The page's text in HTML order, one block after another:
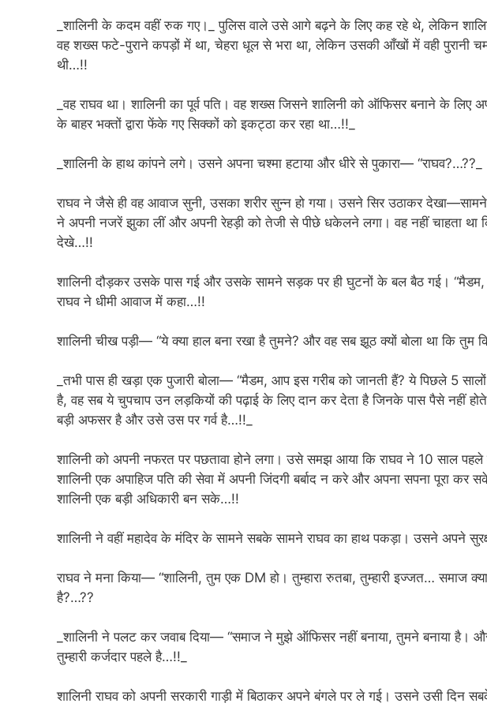
_शालिनी के कदम वहीं रुक गए।_ पुलिस वाले उसे आगे बढ़ने के लिए कह रहे थे, लेकिन
वह शख्स फटे-पुराने कपड़ों में था, चेहरा धूल से भरा था, लेकिन उसकी आँखों में वही पुरानी
थी…!!
_वह राघव था। शालिनी का पूर्व पति। वह शख्स जिसने शालिनी को ऑफिसर बनाने के लिए
के बाहर भक्तों द्वारा फेंके गए सिक्कों को इकट्ठा कर रहा था…!!_
_शालिनी के हाथ कांपने लगे। उसने अपना चश्मा हटाया और धीरे से पुकारा— “राघव?…??_
राघव ने जैसे ही वह आवाज सुनी, उसका शरीर सुन्न हो गया। उसने सिर उठाकर
ने अपनी नजरें झुका लीं और अपनी रेहड़ी को तेजी से पीछे धकेलने लगा। वह नहीं चाहता था
देखे…!!
शालिनी दौड़कर उसके पास गई और उसके सामने सड़क पर ही घुटनों के बल बैठ गई। “मैडम,
राघव ने धीमी आवाज में कहा…!!
शालिनी चीख पड़ी— “ये क्या हाल बना रखा है तुमने? और वह सब झूठ क्यों बोला था कि तुम
_तभी पास ही खड़ा एक पुजारी बोला— “मैडम, आप इस गरीब को जानती हैं? ये पिछले 5
है, वह सब ये चुपचाप उन लड़कियों की पढ़ाई के लिए दान कर देता है जिनके पास पैसे नहीं
बड़ी अफसर है और उसे उस पर गर्व है…!!_
शालिनी को अपनी नफरत पर पछतावा होने लगा। उसे समझ आया कि राघव ने 10 साल पहले
शालिनी एक अपाहिज पति की सेवा में अपनी जिंदगी बर्बाद न करे और अपना सपना पूरा कर
शालिनी एक बड़ी अधिकारी बन सके…!!
शालिनी ने वहीं महादेव के मंदिर के सामने सबके सामने राघव का हाथ पकड़ा। उसने अपने
राघव ने मना किया— “शालिनी, तुम एक DM हो। तुम्हारा रुतबा, तुम्हारी इज्जत… समाज
है?…??
_शालिनी ने पलट कर जवाब दिया— “समाज ने मुझे ऑफिसर नहीं बनाया, तुमने बनाया है।
तुम्हारी कर्जदार पहले है…!!_
शालिनी राघव को अपनी सरकारी गाड़ी में बिठाकर अपने बंगले पर ले गई। उसने उसी दिन